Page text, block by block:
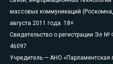
массовых коммуникаций
августа 2011 года. 18+
Свидетельство о регистрации Эл №
46097
Учредитель — АНО «Парламентская